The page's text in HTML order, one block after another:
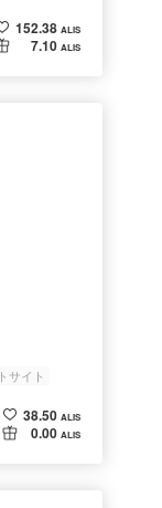
152.38 ALIS
7.10 ALIS
サイト
38.50 ALIS
0.00 ALIS